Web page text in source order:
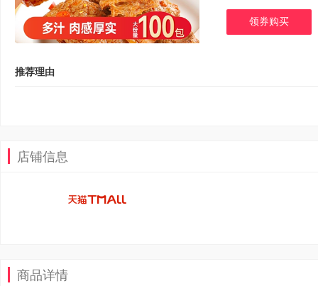
领券购买
推荐理由
店铺信息
商品详情